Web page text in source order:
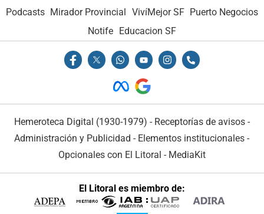
Podcasts Mirador Provincial VivíMejor SF Puerto Negocios
Notife
Educacion SF
Hemeroteca Digital (1930-1979) - Receptorías de avisos -
Administración y Publicidad - Elementos institucionales -
Opcionales con El Litoral - MediaKit
El Litoral es miembro de: